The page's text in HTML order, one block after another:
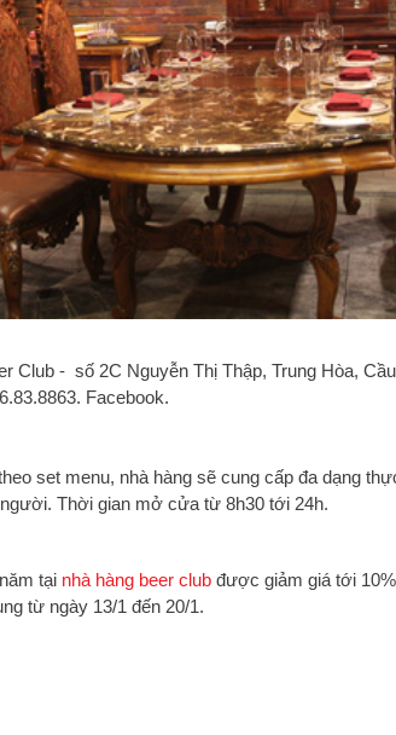
Club - số 2C Nguyễn Thị Thập, Trung Hòa,
Facebook.
set menu, nhà hàng sẽ cung cấp đa dạng
Thời gian mở cửa từ 8h30 tới 24h.
tại nhà hàng beer club được giảm giá tới
từ ngày 13/1 đến 20/1.